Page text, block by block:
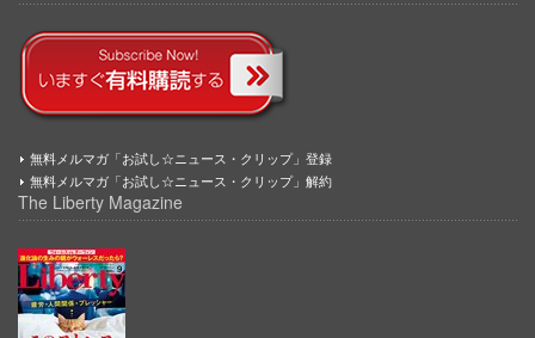
無料メルマガ「お試し☆ニュース・クリップ」登録
無料メルマガ「お試し☆ニュース・クリップ」解約
The Liberty Magazine